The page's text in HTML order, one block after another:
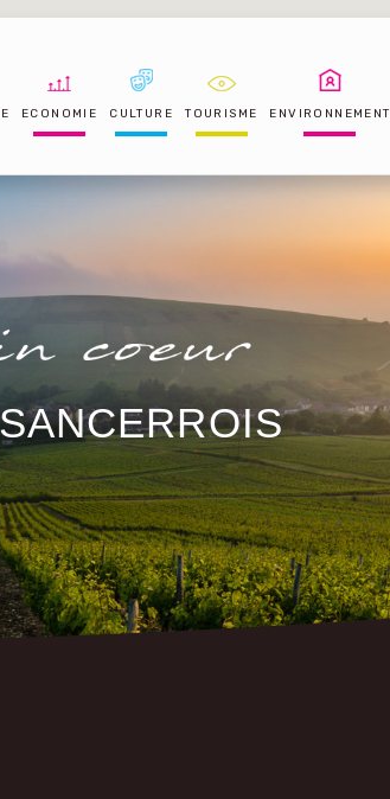
ECONOMIE CULTURE TOURISME ENVIRONNEMENT